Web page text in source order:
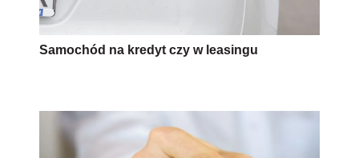
Samochód na kredyt czy w leasingu